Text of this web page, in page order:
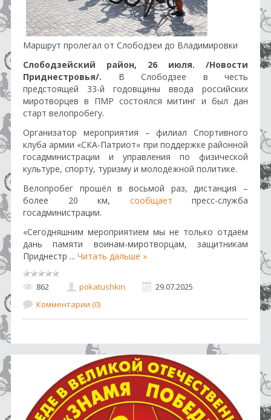
Маршрут пролегал от Слободзеи до Владимировки
Слободзейский район, 26 июля. /Новости
Приднестровья/. В Слободзее в честь
предстоящей 33-й годовщины ввода российских
миротворцев в ПМР состоялся митинг и был дан
старт велопробегу.
Организатор мероприятия – филиал Спортивного
клуба армии «СКА-Патриот» при поддержке районной
госадминистрации и управления по физической
культуре, спорту, туризму и молодёжной политике.
Велопробег прошёл в восьмой раз, дистанция –
более 20 км, сообщает пресс-служба
госадминистрации.
«Сегодняшним мероприятием мы не только отдаём
дань памяти воинам-миротворцам, защитникам
Приднестр ... Читать дальше »
862 pokatushkin
29.07.2025
Комментарии (0)